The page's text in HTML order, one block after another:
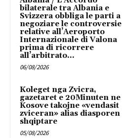
bilaterale tra Albania e
Svizzera obbliga le parti a
negoziare le controversie
relative all’Aeroporto
Internazionale di Valona
prima di ricorrere
all’arbitrato...
06/08/2026
Koleget nga Zvicra,
gazetaret e 20Minuten ne
Kosove takojne «vendasit
zviceran» alias diasporen
shqiptare
05/08/2026